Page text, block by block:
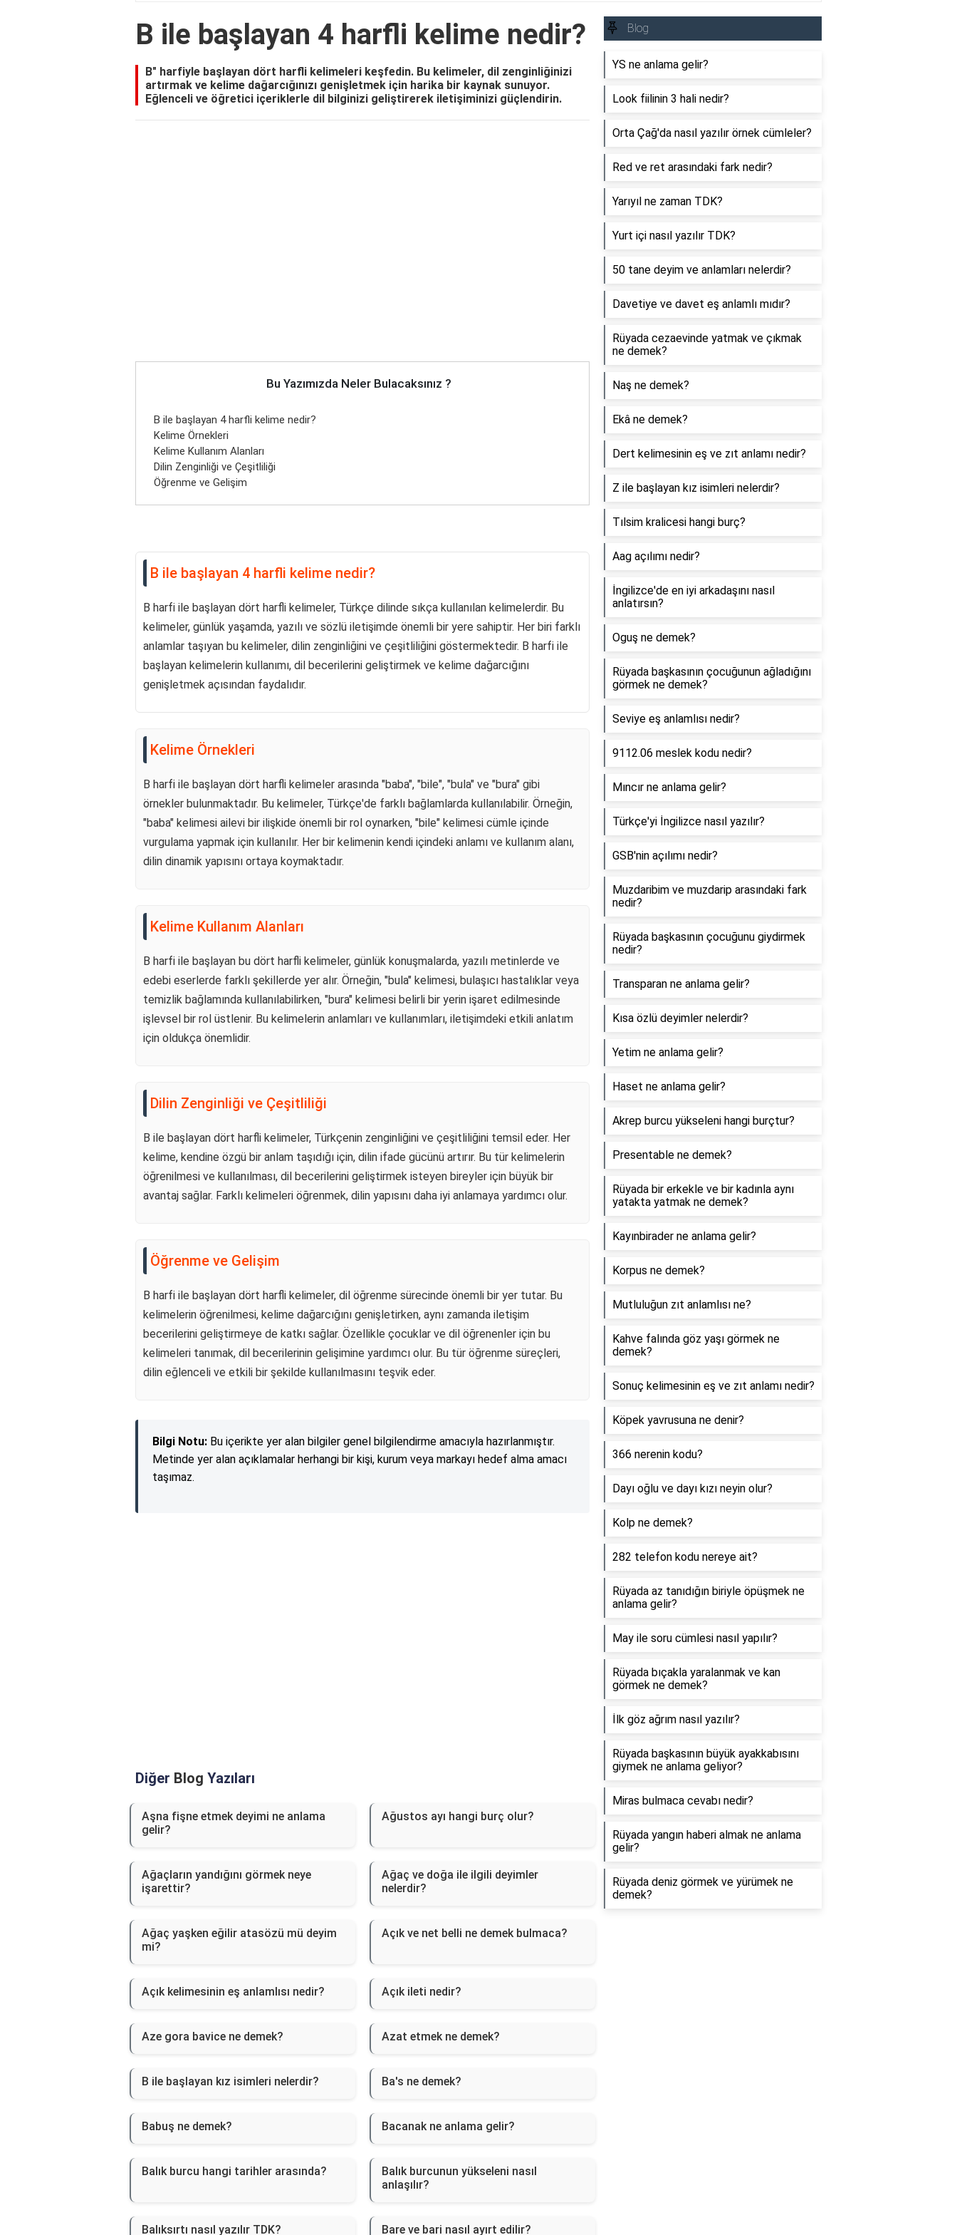
B ile başlayan 4 harfli kelime nedir?
B" harfiyle başlayan dört harfli kelimeleri keşfedin. Bu kelimeler, dil zenginliğinizi
artırmak ve kelime dağarcığınızı genişletmek için harika bir kaynak sunuyor.
Eğlenceli ve öğretici içeriklerle dil bilginizi geliştirerek iletişiminizi güçlendirin.
Bu Yazımızda Neler Bulacaksınız ?
B ile başlayan 4 harfli kelime nedir?
Kelime Örnekleri
Kelime Kullanım Alanları
Dilin Zenginliği ve Çeşitliliği
Öğrenme ve Gelişim
B ile başlayan 4 harfli kelime nedir?
B harfi ile başlayan dört harfli kelimeler, Türkçe dilinde sıkça kullanılan kelimelerdir. Bu
kelimeler, günlük yaşamda, yazılı ve sözlü iletişimde önemli bir yere sahiptir. Her biri farklı
anlamlar taşıyan bu kelimeler, dilin zenginliğini ve çeşitliliğini göstermektedir. B harfi ile
başlayan kelimelerin kullanımı, dil becerilerini geliştirmek ve kelime dağarcığını
genişletmek açısından faydalıdır.
Kelime Örnekleri
B harfi ile başlayan dört harfli kelimeler arasında "baba", "bile", "bula" ve "bura" gibi
örnekler bulunmaktadır. Bu kelimeler, Türkçe'de farklı bağlamlarda kullanılabilir. Örneğin,
"baba" kelimesi ailevi bir ilişkide önemli bir rol oynarken, "bile" kelimesi cümle içinde
vurgulama yapmak için kullanılır. Her bir kelimenin kendi içindeki anlamı ve kullanım alanı,
dilin dinamik yapısını ortaya koymaktadır.
Kelime Kullanım Alanları
B harfi ile başlayan bu dört harfli kelimeler, günlük konuşmalarda, yazılı metinlerde ve
edebi eserlerde farklı şekillerde yer alır. Örneğin, "bula" kelimesi, bulaşıcı hastalıklar veya
temizlik bağlamında kullanılabilirken, "bura" kelimesi belirli bir yerin işaret edilmesinde
işlevsel bir rol üstlenir. Bu kelimelerin anlamları ve kullanımları, iletişimdeki etkili anlatım
için oldukça önemlidir.
Dilin Zenginliği ve Çeşitliliği
B ile başlayan dört harfli kelimeler, Türkçenin zenginliğini ve çeşitliliğini temsil eder. Her
kelime, kendine özgü bir anlam taşıdığı için, dilin ifade gücünü artırır. Bu tür kelimelerin
öğrenilmesi ve kullanılması, dil becerilerini geliştirmek isteyen bireyler için büyük bir
avantaj sağlar. Farklı kelimeleri öğrenmek, dilin yapısını daha iyi anlamaya yardımcı olur.
Öğrenme ve Gelişim
B harfi ile başlayan dört harfli kelimeler, dil öğrenme sürecinde önemli bir yer tutar. Bu
kelimelerin öğrenilmesi, kelime dağarcığını genişletirken, aynı zamanda iletişim
becerilerini geliştirmeye de katkı sağlar. Özellikle çocuklar ve dil öğrenenler için bu
kelimeleri tanımak, dil becerilerinin gelişimine yardımcı olur. Bu tür öğrenme süreçleri,
dilin eğlenceli ve etkili bir şekilde kullanılmasını teşvik eder.
Bilgi Notu: Bu içerikte yer alan bilgiler genel bilgilendirme amacıyla hazırlanmıştır.
Metinde yer alan açıklamalar herhangi bir kişi, kurum veya markayı hedef alma amacı
taşımaz.
Diğer Blog Yazıları
Aşna fişne etmek deyimi ne anlama
gelir?
Ağustos ayı hangi burç olur?
Ağaçların yandığını görmek neye
işarettir?
Ağaç ve doğa ile ilgili deyimler
nelerdir?
Ağaç yaşken eğilir atasözü mü deyim
mi?
Açık ve net belli ne demek bulmaca?
Açık kelimesinin eş anlamlısı nedir? Açık ileti nedir?
Aze gora bavice ne demek? Azat etmek ne demek?
B ile başlayan kız isimleri nelerdir? Ba's ne demek?
Babuş ne demek? Bacanak ne anlama gelir?
Balık burcu hangi tarihler arasında?
Balık burcunun yükseleni nasıl
anlaşılır?
Balıksırtı nasıl yazılır TDK? Bare ve bari nasıl ayırt edilir?
Blog
YS ne anlama gelir?
Look fiilinin 3 hali nedir?
Orta Çağ'da nasıl yazılır örnek cümleler?
Red ve ret arasındaki fark nedir?
Yarıyıl ne zaman TDK?
Yurt içi nasıl yazılır TDK?
50 tane deyim ve anlamları nelerdir?
Davetiye ve davet eş anlamlı mıdır?
Rüyada cezaevinde yatmak ve çıkmak
ne demek?
Naş ne demek?
Ekâ ne demek?
Dert kelimesinin eş ve zıt anlamı nedir?
Z ile başlayan kız isimleri nelerdir?
Tılsim kralicesi hangi burç?
Aag açılımı nedir?
İngilizce'de en iyi arkadaşını nasıl
anlatırsın?
Oguş ne demek?
Rüyada başkasının çocuğunun ağladığını
görmek ne demek?
Seviye eş anlamlısı nedir?
9112.06 meslek kodu nedir?
Mıncır ne anlama gelir?
Türkçe'yi İngilizce nasıl yazılır?
GSB'nin açılımı nedir?
Muzdaribim ve muzdarip arasındaki fark
nedir?
Rüyada başkasının çocuğunu giydirmek
nedir?
Transparan ne anlama gelir?
Kısa özlü deyimler nelerdir?
Yetim ne anlama gelir?
Haset ne anlama gelir?
Akrep burcu yükseleni hangi burçtur?
Presentable ne demek?
Rüyada bir erkekle ve bir kadınla aynı
yatakta yatmak ne demek?
Kayınbirader ne anlama gelir?
Korpus ne demek?
Mutluluğun zıt anlamlısı ne?
Kahve falında göz yaşı görmek ne
demek?
Sonuç kelimesinin eş ve zıt anlamı nedir?
Köpek yavrusuna ne denir?
366 nerenin kodu?
Dayı oğlu ve dayı kızı neyin olur?
Kolp ne demek?
282 telefon kodu nereye ait?
Rüyada az tanıdığın biriyle öpüşmek ne
anlama gelir?
May ile soru cümlesi nasıl yapılır?
Rüyada bıçakla yaralanmak ve kan
görmek ne demek?
İlk göz ağrım nasıl yazılır?
Rüyada başkasının büyük ayakkabısını
giymek ne anlama geliyor?
Miras bulmaca cevabı nedir?
Rüyada yangın haberi almak ne anlama
gelir?
Rüyada deniz görmek ve yürümek ne
demek?